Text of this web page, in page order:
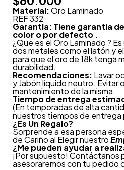
Material:Oro Laminado
REF 332
Garantia: Tiene garantia
color o por defecto .
¿Que es el Oro Laminado ?
dos metales como el latón y
para que el oro de 18k tenga
durabilidad.
Recomendaciones: Lavar
y Jabón líquido neutro. Evitar
mantenimiento de la misma.
Tiempo de entrega
(En temporadas de alta
nuestros tiempos de entrega
¿Es Un Regalo?
Sorprende a esa persona
de Cariño al Elegir nuestro
¿Me pueden ayudar a
¡Por supuesto! Contáctanos
asesoraremos con tu pedido